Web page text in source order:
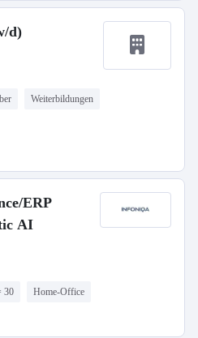
d)
Weiterbildungen
ERP
AI
30 Home-Office